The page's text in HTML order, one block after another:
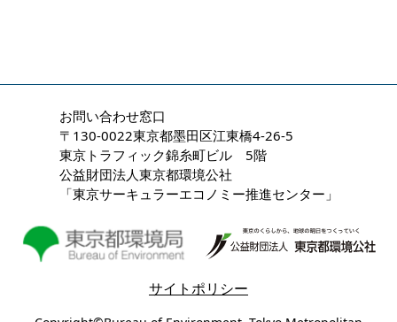
お問い合わせ窓口
〒130-0022東京都墨田区江東橋4-26-5
東京トラフィック錦糸町ビル 5階
公益財団法人東京都環境公社
「東京サーキュラーエコノミー推進センター」
サイトポリシー